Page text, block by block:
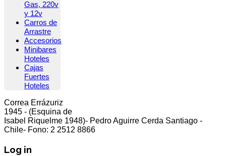
Gas, 220v
y 12v
Carros de
Arrastre
Accesorios
Minibares
Hoteles
Cajas
Fuertes
Hoteles
Correa Errázuriz
1945 - (Esquina de
Isabel Riquelme 1948)- Pedro Aguirre Cerda Santiago -
Chile- Fono: 2 2512 8866
Log in